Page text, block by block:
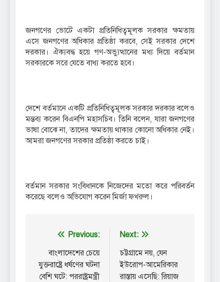
জনগণের ভোটে একটা প্রতিনিধিত্বমূলক সরকার ক্ষমতায়
এসে জনগণের অধিকার প্রতিষ্ঠা করবে, সেই সরকার দেশে
দরকার। ঐক্যবদ্ধ হয়ে গণ-অভ্যুত্থানের মধ্য দিয়ে বর্তমান
সরকারকে সরে যেতে বাধ্য করতে হবে।
দেশে বর্তমানে একটি প্রতিনিধিত্বমূলক সরকার দরকার বলেও
মন্তব্য করেন বিএনপি মহাসচিব। তিনি বলেন, যারা জনগণের
ভাষা বোঝে না, তাদের ক্ষমতায় থাকার কোনো অধিকার নেই।
আমরা জনগণের সরকার প্রতিষ্ঠা করতে চাই।
বর্তমান সরকার সংবিধানকে নিজেদের মতো করে পরিবর্তন
করেছে বলেও অভিযোগ করেন মির্জা ফখরুল।
Post
navigation
Previous:
বাংলাদেশের চেয়ে
যুক্তরাষ্ট্রে ধর্ষণের ঘটনা
বেশি ঘটে: পররাষ্ট্রমন্ত্রী
Next:
চট্টগ্রামে নয়, যেন
ইউরোপ-আমেরিকার
রাস্তায় এসেছি: রিয়াজ